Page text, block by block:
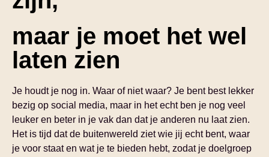
maar je moet het wel
laten zien
Je houdt je nog in. Waar of niet waar? Je bent best lekker
bezig op social media, maar in het echt ben je nog veel
leuker en beter in je vak dan dat je anderen nu laat zien.
Het is tijd dat de buitenwereld ziet wie jij echt bent, waar
je voor staat en wat je te bieden hebt, zodat je doelgroep